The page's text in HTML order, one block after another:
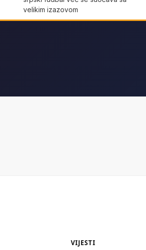
velikim izazovom
VIJESTI